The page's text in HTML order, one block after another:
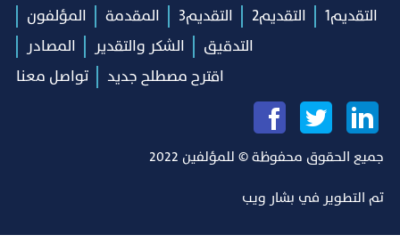
التقديم1 التقديم2 التقديم3 المقدمة
المؤلفون
التدقيق
الشكر والتقدير
المصادر
اقترح مصطلح جديد
تواصل معنا
جميع الحقوق محفوظة © للمؤلفين 2022
تم التطوير في بشار ويب